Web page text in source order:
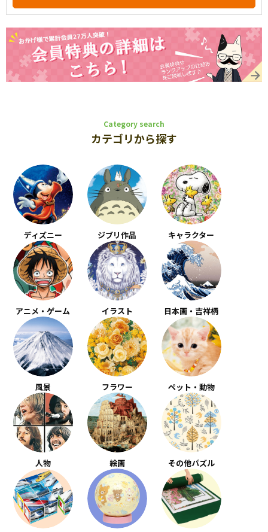
Category search
カテゴリから探す
ディズニー ジブリ作品 キャラクター
アニメ・ゲーム イラスト 日本画・吉祥柄
風景 フラワー ペット・動物
人物 絵画 その他パズル